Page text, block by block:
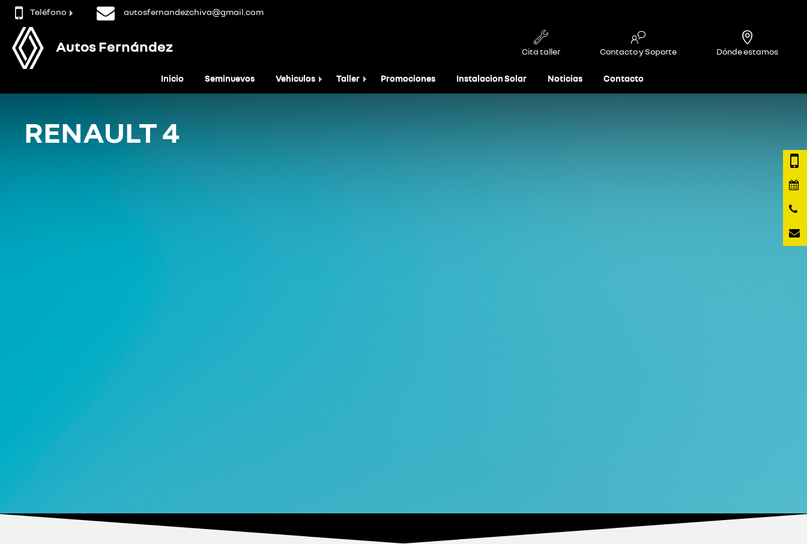
Teléfono autosfernandezchiva@gmail.com
Autos Fernández Cita taller Contacto y Soporte Dónde estamos
Inicio Seminuevos Vehiculos Taller Promociones Instalacion Solar Noticias Contacto
RENAULT 4